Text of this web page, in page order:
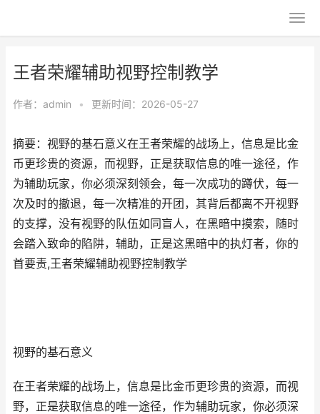
王者荣耀辅助视野控制教学
作者： admin • 更新时间：2026-05-27
摘要：视野的基石意义在王者荣耀的战场上，信息是比金
币更珍贵的资源，而视野，正是获取信息的唯一途径，作
为辅助玩家，你必须深刻领会，每一次成功的蹲伏，每一
次及时的撤退，每一次精准的开团，其背后都离不开视野
的支撑，没有视野的队伍如同盲人，在黑暗中摸索，随时
会踏入致命的陷阱，辅助，正是这黑暗中的执灯者，你的
首要责,王者荣耀辅助视野控制教学
视野的基石意义
在王者荣耀的战场上，信息是比金币更珍贵的资源，而视
野，正是获取信息的唯一途径，作为辅助玩家，你必须深